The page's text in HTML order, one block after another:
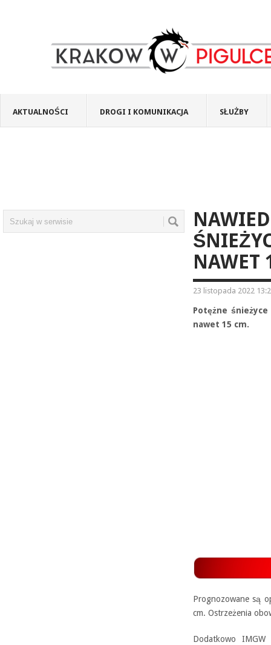
AKTUALNOŚCI DROGI I KOMUNIKACJA SŁUŻBY
NAWET
23 listopada 2022
Potężne
nawet 15 cm.
Prognozowane są
cm. Ostrzeżenia
Dodatkowo